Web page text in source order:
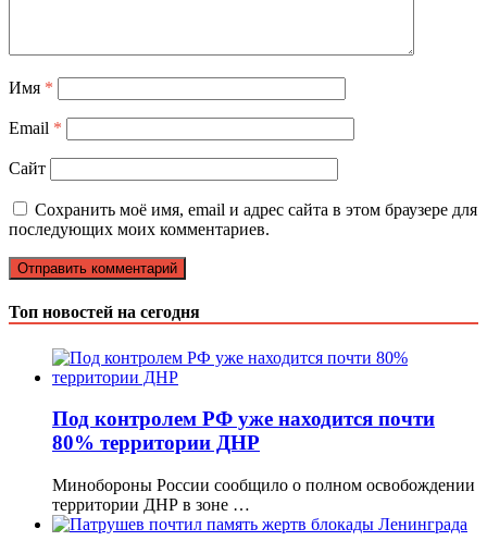
Имя *
Email *
Сайт
Сохранить моё имя, email и адрес сайта в этом браузере для
последующих моих комментариев.
Топ новостей на сегодня
Под контролем РФ уже находится почти
80% территории ДНР
Минобороны России сообщило о полном освобождении
территории ДНР в зоне …